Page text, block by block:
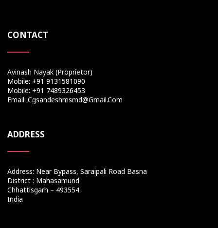
CONTACT
Avinash Nayak (Proprietor)
Mobile: +91 9131581090
Mobile: +91 7489326453
Email: Cgsandeshmsmd@gmail.com
ADDRESS
Address: Near Bypass, Saraipali Road Basna
District : Mahasamund
Chhattisgarh – 493554
India